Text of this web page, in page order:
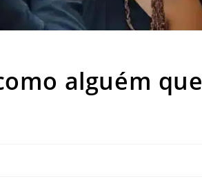
alguém que